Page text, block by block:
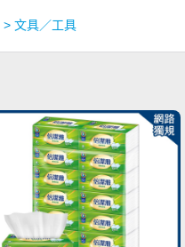
> 文具／工具